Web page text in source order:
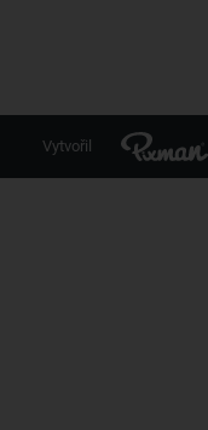
Vytvořil